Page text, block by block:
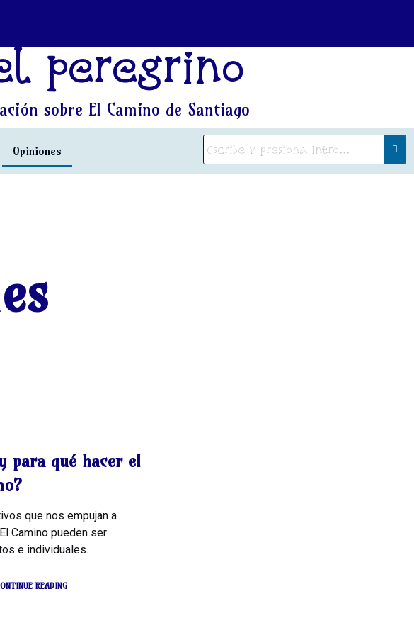
peregrino
sobre El Camino de Santiago
Opiniones
para qué hacer el
que nos empujan a
Camino pueden ser
e individuales.
READING